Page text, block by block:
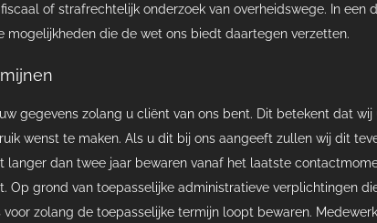
of strafrechtelijk onderzoek van overheidswege. In
mogelijkheden die de wet ons biedt daartegen verzetten.
gegevens zolang u cliënt van ons bent. Dit betekent dat
wenst te maken. Als u dit bij ons aangeeft zullen wij dit
langer dan twee jaar bewaren vanaf het laatste
Op grond van toepasselijke administratieve verplichtingen
voor zolang de toepasselijke termijn loopt bewaren.